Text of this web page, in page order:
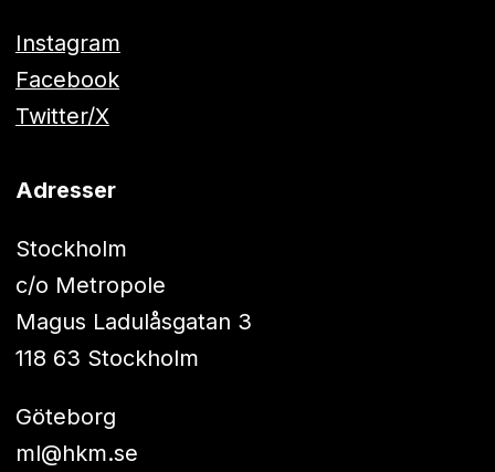
Instagram
Facebook
Twitter/X
Adresser
Stockholm
c/o Metropole
Magus Ladulåsgatan 3
118 63 Stockholm
Göteborg
ml@hkm.se